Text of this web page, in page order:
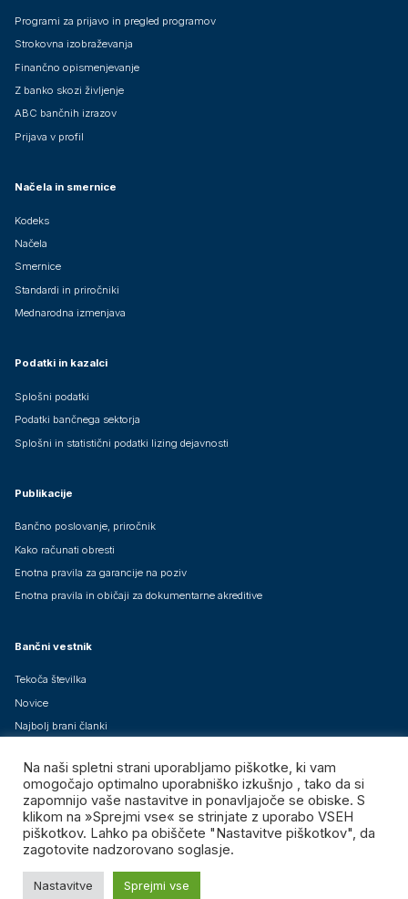
Programi za prijavo in pregled programov
Strokovna izobraževanja
Finančno opismenjevanje
Z banko skozi življenje
ABC bančnih izrazov
Prijava v profil
Načela in smernice
Kodeks
Načela
Smernice
Standardi in priročniki
Mednarodna izmenjava
Podatki in kazalci
Splošni podatki
Podatki bančnega sektorja
Splošni in statistični podatki lizing dejavnosti
Publikacije
Bančno poslovanje, priročnik
Kako računati obresti
Enotna pravila za garancije na poziv
Enotna pravila in običaji za dokumentarne akreditive
Bančni vestnik
Tekoča številka
Novice
Najbolj brani članki
Brezplačne mednarodne izdaje
Združenje bank Slovenije – GIZ, vse pravice pridržane.
Na naši spletni strani uporabljamo piškotke, ki vam
omogočajo optimalno uporabniško izkušnjo , tako da si
zapomnijo vaše nastavitve in ponavljajoče se obiske. S
klikom na »Sprejmi vse« se strinjate z uporabo VSEH
piškotkov. Lahko pa obiščete "Nastavitve piškotkov", da
zagotovite nadzorovano soglasje.
Nastavitve Sprejmi vse